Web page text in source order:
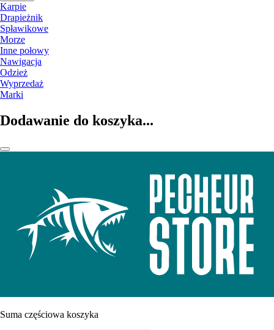
Karpie
Drapieżnik
Spławikowe
Morze
Inne połowy
Nawigacja
Odzież
Wyprzedaż
Marki
Dodawanie do koszyka...
Suma częściowa koszyka